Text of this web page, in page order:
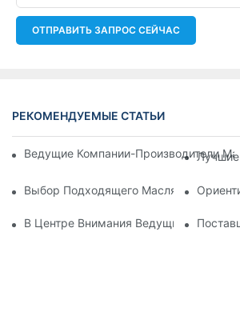
ОТПРАВИТЬ ЗАПРОС СЕЙЧАС
РЕКОМЕНДУЕМЫЕ СТАТЬИ
Ведущие Компании-Производители
Выбор Подходящего Масляного
В Центре Внимания Ведущие